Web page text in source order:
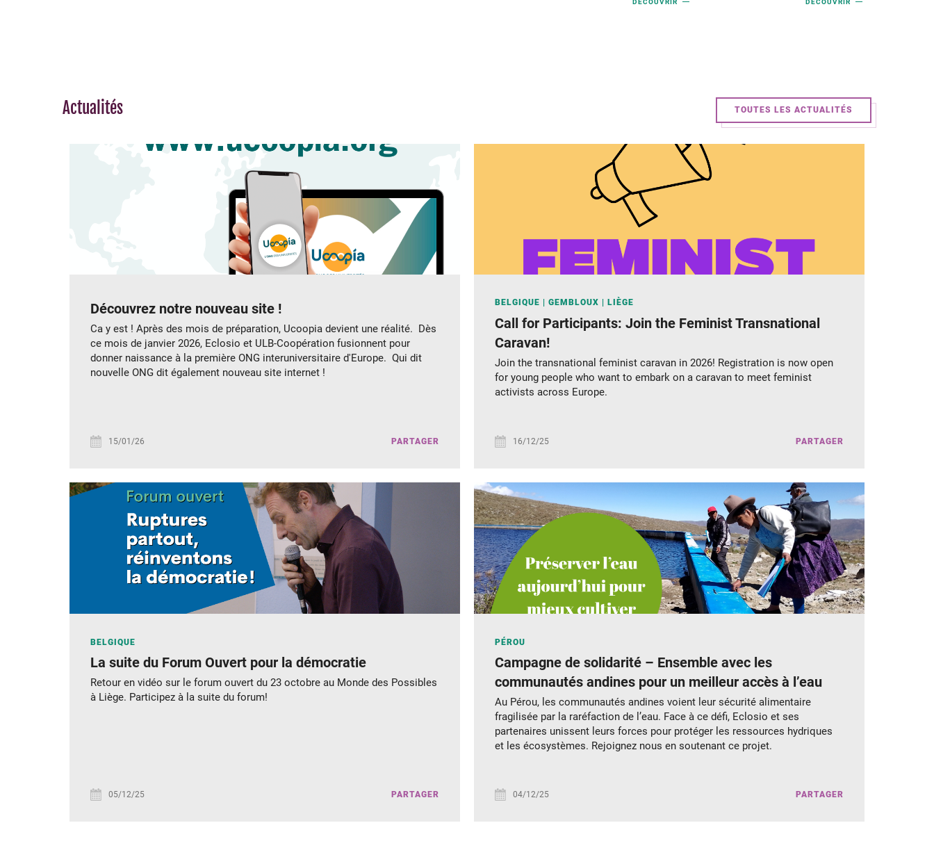
DÉCOUVRIR DÉCOUVRIR
Actualités TOUTES LES ACTUALITÉS
Découvrez notre nouveau site !
Ca y est ! Après des mois de préparation, Ucoopia devient une réalité. Dès
ce mois de janvier 2026, Eclosio et ULB-Coopération fusionnent pour
donner naissance à la première ONG interuniversitaire d'Europe. Qui dit
nouvelle ONG dit également nouveau site internet !
15/01/26 PARTAGER
BELGIQUE GEMBLOUX LIÈGE
Call for Participants: Join the Feminist Transnational
Caravan!
Join the transnational feminist caravan in 2026! Registration is now open
for young people who want to embark on a caravan to meet feminist
activists across Europe.
16/12/25 PARTAGER
BELGIQUE
La suite du Forum Ouvert pour la démocratie
Retour en vidéo sur le forum ouvert du 23 octobre au Monde des Possibles
à Liège. Participez à la suite du forum!
05/12/25 PARTAGER
PÉROU
Campagne de solidarité – Ensemble avec les
communautés andines pour un meilleur accès à l’eau
Au Pérou, les communautés andines voient leur sécurité alimentaire
fragilisée par la raréfaction de l’eau. Face à ce défi, Eclosio et ses
partenaires unissent leurs forces pour protéger les ressources hydriques
et les écosystèmes. Rejoignez nous en soutenant ce projet.
04/12/25 PARTAGER